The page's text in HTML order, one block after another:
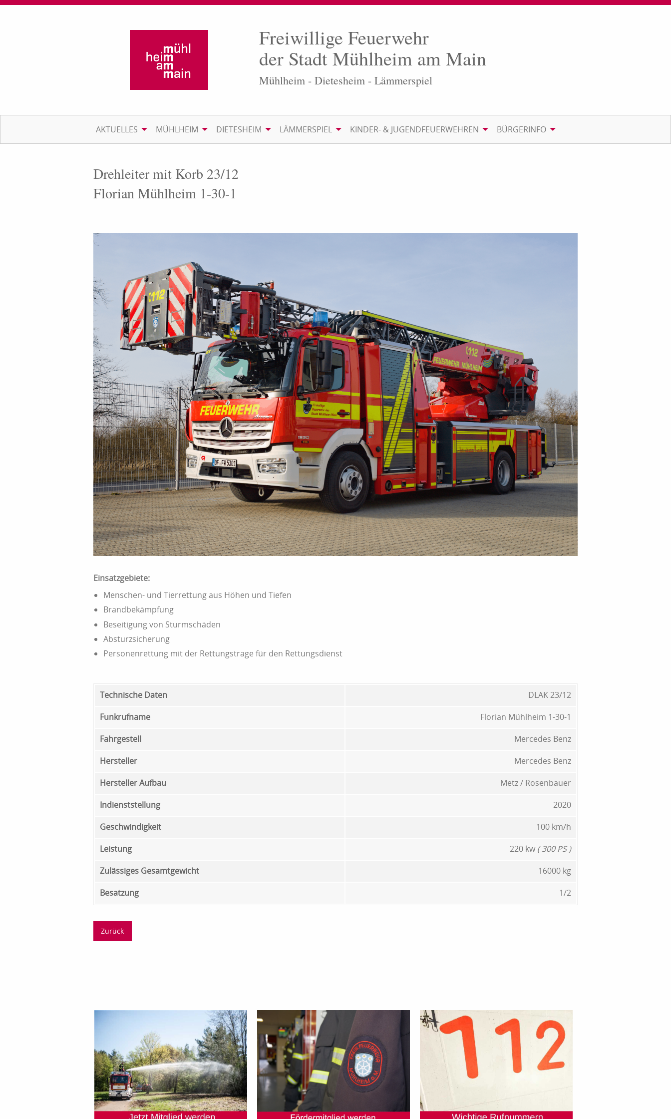
Freiwillige Feuerwehr
der Stadt Mühlheim am Main
Mühlheim - Dietesheim - Lämmerspiel
AKTUELLES MÜHLHEIM DIETESHEIM LÄMMERSPIEL KINDER- & JUGENDFEUERWEHREN BÜRGERINFO
Drehleiter mit Korb 23/12
Florian Mühlheim 1-30-1
Einsatzgebiete:
Menschen- und Tierrettung aus Höhen und Tiefen
Brandbekämpfung
Beseitigung von Sturmschäden
Absturzsicherung
Personenrettung mit der Rettungstrage für den Rettungsdienst
Technische Daten
DLAK 23/12
Funkrufname
Florian Mühlheim 1-30-1
Fahrgestell
Mercedes Benz
Hersteller
Mercedes Benz
Hersteller Aufbau
Metz / Rosenbauer
Indienststellung
2020
Geschwindigkeit
100 km/h
Leistung
220 kw ( 300 PS )
Zulässiges Gesamtgewicht
16000 kg
Besatzung
1/2
Zurück